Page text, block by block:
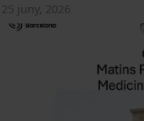
25 juny, 2026